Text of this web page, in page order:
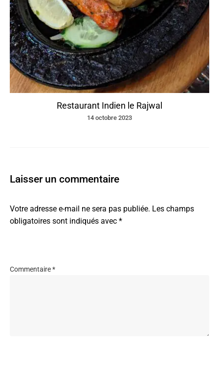
Restaurant Indien le Rajwal
14 octobre 2023
Laisser un commentaire
Votre adresse e-mail ne sera pas publiée. Les champs
obligatoires sont indiqués avec *
Commentaire*